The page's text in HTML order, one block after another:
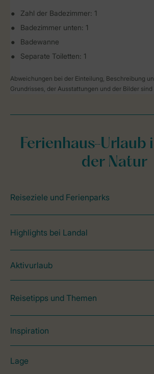
Zahl der Badezimmer: 1
Badezimmer unten: 1
Badewanne
Separate Toiletten: 1
Abweichungen bei der Einteilung, Beschreibung
Grundrisses, der Ausstattungen und der Bilder
Ferienhaus-Urlaub
der Natur
Reiseziele und Ferienparks
Highlights bei Landal
Aktivurlaub
Reisetipps und Themen
Inspiration
Lage